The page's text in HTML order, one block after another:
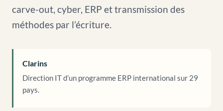
carve-out, cyber, ERP et transmission des
méthodes par l’écriture.
Clarins
Direction IT d’un programme ERP international sur 29
pays.